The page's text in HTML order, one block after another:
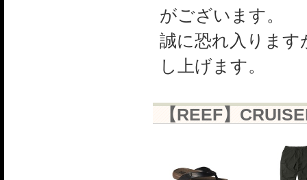
がございます。
誠に恐れ入ります
し上げます。
【REEF】